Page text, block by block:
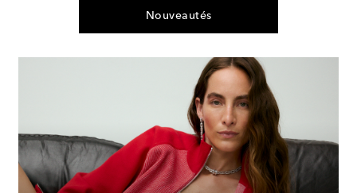
Nouveautés